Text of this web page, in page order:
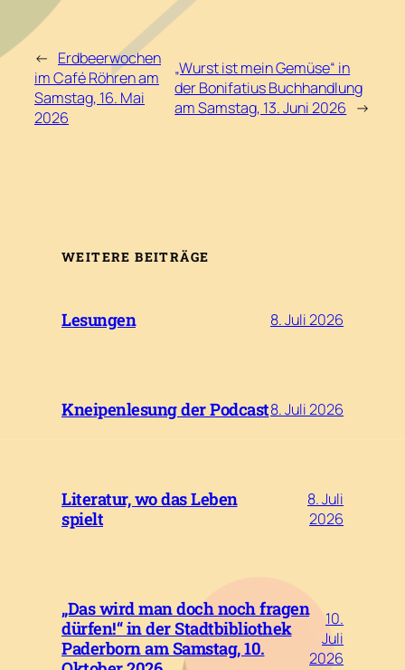
← Erdbeerwochen
im Café Röhren am
Samstag, 16. Mai
2026
„Wurst ist mein Gemüse“ in
der Bonifatius Buchhandlung
am Samstag, 13. Juni 2026 →
WEITERE BEITRÄGE
Lesungen 8. Juli 2026
Kneipenlesung der Podcast8. Juli 2026
Literatur, wo das Leben
spielt
8. Juli
2026
„Das wird man doch noch fragen
dürfen!“ in der Stadtbibliothek
Paderborn am Samstag, 10.
10.
Juli
2026